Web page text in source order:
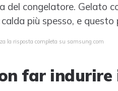
del congelatore. Gelato
più spesso, e questo
la risposta completa su samsung.com
far indurire